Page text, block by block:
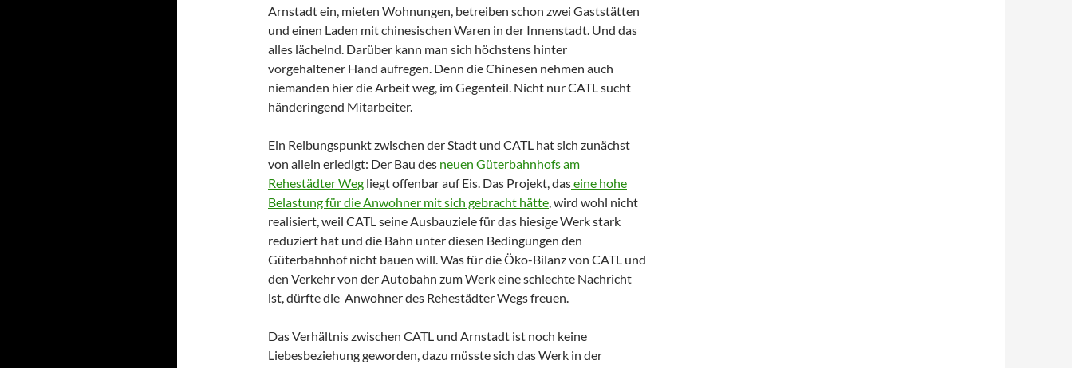
Arnstadt ein, mieten Wohnungen, betreiben schon zwei Gaststätten
und einen Laden mit chinesischen Waren in der Innenstadt. Und das
alles lächelnd. Darüber kann man sich höchstens hinter
vorgehaltener Hand aufregen. Denn die Chinesen nehmen auch
niemanden hier die Arbeit weg, im Gegenteil. Nicht nur CATL sucht
händeringend Mitarbeiter.
Ein Reibungspunkt zwischen der Stadt und CATL hat sich zunächst
von allein erledigt: Der Bau des neuen Güterbahnhofs am
Rehestädter Weg liegt offenbar auf Eis. Das Projekt, daseine hohe
Belastung für die Anwohner mit sich gebracht hätte, wird wohl nicht
realisiert, weil CATL seine Ausbauziele für das hiesige Werk stark
reduziert hat und die Bahn unter diesen Bedingungen den
Güterbahnhof nicht bauen will. Was für die Öko-Bilanz von CATL und
den Verkehr von der Autobahn zum Werk eine schlechte Nachricht
ist, dürfte die Anwohner des Rehestädter Wegs freuen.
Das Verhältnis zwischen CATL und Arnstadt ist noch keine
Liebesbeziehung geworden, dazu müsste sich das Werk in der